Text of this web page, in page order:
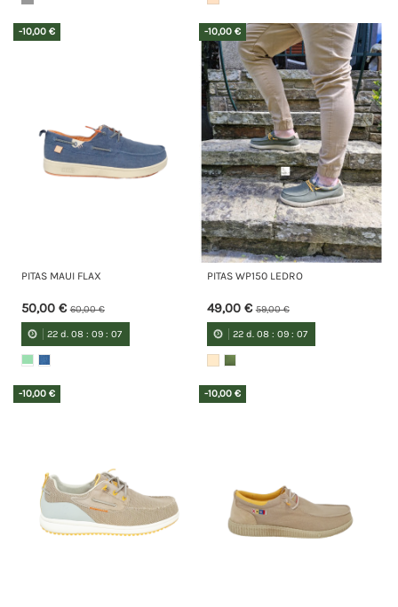
-10,00 €
PITAS MAUI FLAX
50,00 €60,00 €
22 d. 08 :09 :07
-10,00 €
PITAS WP150 LEDRO
49,00 €59,00 €
22 d. 08 :09 :07
-10,00 € -10,00 €